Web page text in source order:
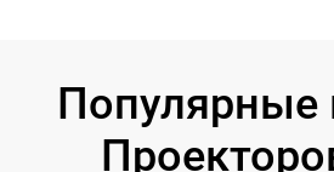
Популярные